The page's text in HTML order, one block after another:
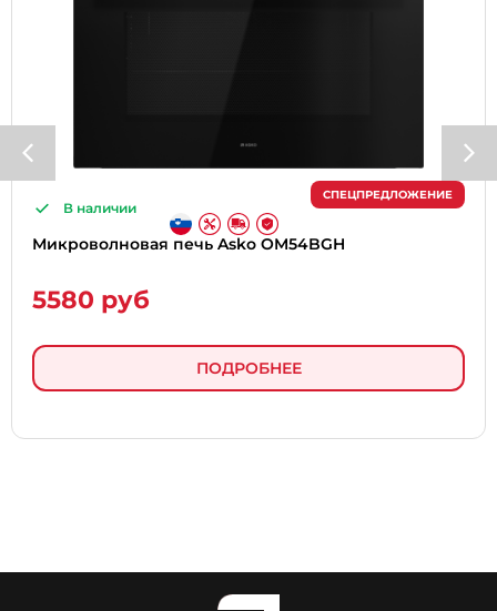
В наличии
СПЕЦПРЕДЛОЖЕНИЕ
Микроволновая печь Asko OM54BGH
5580 руб
ПОДРОБНЕЕ